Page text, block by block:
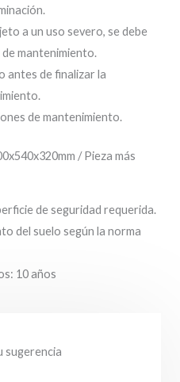
a un uso severo, se debe
mantenimiento.
antes de finalizar la
de mantenimiento.
/ Pieza más
de seguridad requerida.
del suelo según la norma
10 años
sugerencia